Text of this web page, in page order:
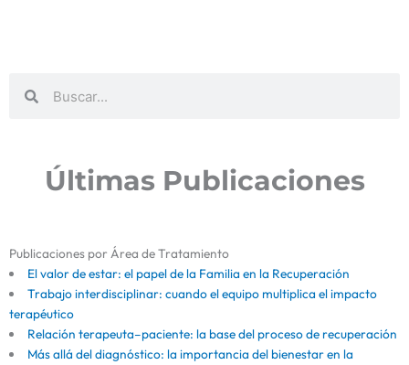
Últimas Publicaciones
Publicaciones por Área de Tratamiento
El valor de estar: el papel de la Familia en la Recuperación
Trabajo interdisciplinar: cuando el equipo multiplica el impacto
terapéutico
Relación terapeuta–paciente: la base del proceso de recuperación
Más allá del diagnóstico: la importancia del bienestar en la